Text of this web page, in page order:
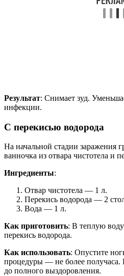
Результат: Снимает зуд.
инфекции.
С перекисью водорода
На начальной стадии заражения
ванночка из отвара чистотела и
Ингредиенты:
Отвар чистотела — 1 л.
Перекись водорода — 2
Вода — 1 л.
Как приготовить: В теплую воду
перекись водорода.
Как использовать: Опустите
процедуры — не более получаса.
до полного выздоровления.